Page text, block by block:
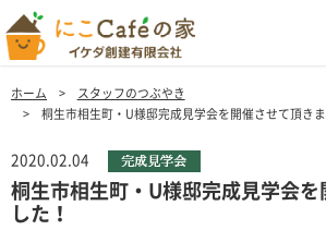
ホーム
スタッフのつぶやき
桐生市相生町・U様邸完成見学会を開催させて頂きま
2020.02.04
桐生市相生町・U様邸完成見学会
した！